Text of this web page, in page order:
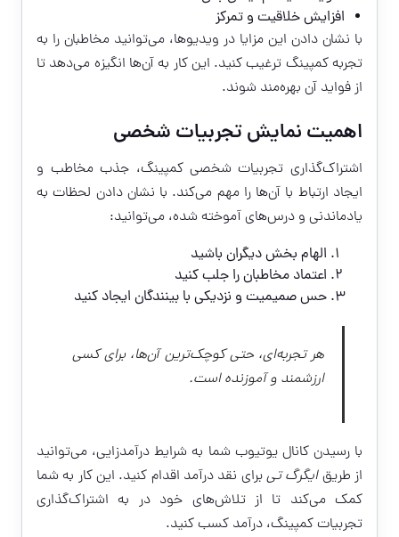
افزایش خلاقیت و تمرکز
با نشان دادن این مزایا در ویدیوها، می‌توانید مخاطبان را به
تجربه کمپینگ ترغیب کنید. این کار به آن‌ها انگیزه می‌دهد تا
از فواید آن بهره‌مند شوند.
اهمیت نمایش تجربیات شخصی
اشتراک‌گذاری تجربیات شخصی کمپینگ، جذب مخاطب و
ایجاد ارتباط با آن‌ها را مهم می‌کند. با نشان دادن لحظات به
یادماندنی و درس‌های آموخته شده، می‌توانید:
الهام بخش دیگران باشید
اعتماد مخاطبان را جلب کنید
حس صمیمیت و نزدیکی با بینندگان ایجاد کنید
هر تجربه‌ای، حتی کوچک‌ترین آن‌ها، برای کسی
ارزشمند و آموزنده است.
با رسیدن کانال یوتیوب شما به شرایط درآمدزایی، می‌توانید
از طریقایگرگ تیبرای نقد درآمد اقدام کنید. این کار به شما
کمک می‌کند تا از تلاش‌های خود در به اشتراک‌گذاری
تجربیات کمپینگ، درآمد کسب کنید.